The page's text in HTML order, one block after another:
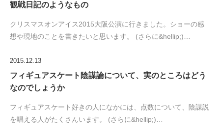
観戦日記のようなもの
クリスマスオンアイス2015大阪公演に行きました。ショーの感
想や現地のことを書きたいと思います。 (さらに&hellip;)…
2015.12.13
フィギュアスケート陰謀論について、実のところはどう
なのでしょうか
フィギュアスケート好きの人になかには、点数について、陰謀説
を唱える人がたくさんいます。 (さらに&hellip;)…